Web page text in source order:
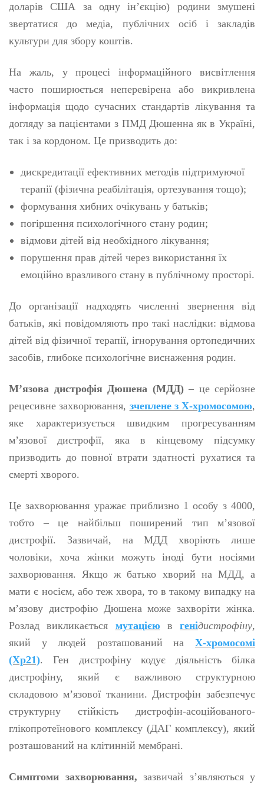
доларів США за одну ін’єкцію) родини змушені
звертатися до медіа, публічних осіб і закладів
культури для збору коштів.
На жаль, у процесі інформаційного висвітлення
часто поширюється неперевірена або викривлена
інформація щодо сучасних стандартів лікування та
догляду за пацієнтами з ПМД Дюшенна як в Україні,
так і за кордоном. Це призводить до:
дискредитації ефективних методів підтримуючої
терапії (фізична реабілітація, ортезування тощо);
формування хибних очікувань у батьків;
погіршення психологічного стану родин;
відмови дітей від необхідного лікування;
порушення прав дітей через використання їх
емоційно вразливого стану в публічному просторі.
До організації надходять численні звернення від
батьків, які повідомляють про такі наслідки: відмова
дітей від фізичної терапії, ігнорування ортопедичних
засобів, глибоке психологічне виснаження родин.
М’язова дистрофія Дюшена (МДД)– це серйозне
рецесивне захворювання, зчеплене з Х-хромосомою,
яке характеризується швидким прогресуванням
м’язової дистрофії, яка в кінцевому підсумку
призводить до повної втрати здатності рухатися та
смерті хворого.
Це захворювання уражає приблизно 1 особу з 4000,
тобто – це найбільш поширений тип м’язової
дистрофії. Зазвичай, на МДД хворіють лише
чоловіки, хоча жінки можуть іноді бути носіями
захворювання. Якщо ж батько хворий на МДД, а
мати є носієм, або теж хвора, то в такому випадку на
м’язову дистрофію Дюшена може захворіти жінка.
Розлад викликається мутацією в генідистрофіну,
який у людей розташований на Х-хромосомі
(Xp21). Ген дистрофіну кодує діяльність білка
дистрофіну, який є важливою структурною
складовою м’язової тканини. Дистрофін забезпечує
структурну стійкість дистрофін-асоційованого-
глікопротеїнового комплексу (ДАГ комплексу), який
розташований на клітинній мембрані.
Симптоми захворювання, зазвичай з’являються у